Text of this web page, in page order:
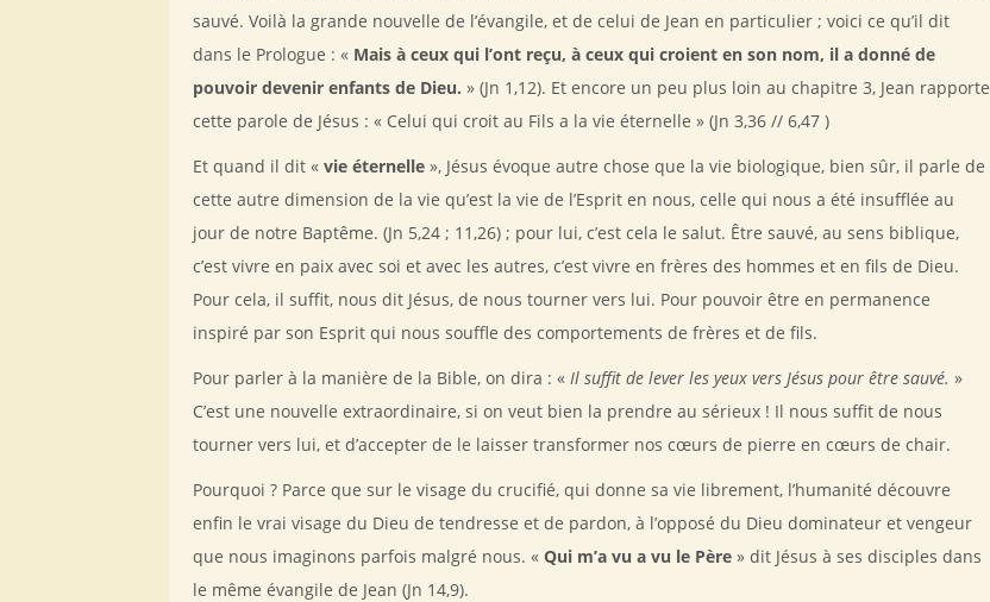
sauvé. Voilà la grande nouvelle de l’évangile, et de celui de Jean en particulier ; voici ce qu’il dit
dans le Prologue : « Mais à ceux qui l’ont reçu, à ceux qui croient en son nom, il a donné de
pouvoir devenir enfants de Dieu. » (Jn 1,12). Et encore un peu plus loin au chapitre 3, Jean rapporte
cette parole de Jésus : « Celui qui croit au Fils a la vie éternelle » (Jn 3,36 // 6,47 )
Et quand il dit « vie éternelle », Jésus évoque autre chose que la vie biologique, bien sûr, il parle de
cette autre dimension de la vie qu’est la vie de l’Esprit en nous, celle qui nous a été insufflée au
jour de notre Baptême. (Jn 5,24 ; 11,26) ; pour lui, c’est cela le salut. Être sauvé, au sens biblique,
c’est vivre en paix avec soi et avec les autres, c’est vivre en frères des hommes et en fils de Dieu.
Pour cela, il suffit, nous dit Jésus, de nous tourner vers lui. Pour pouvoir être en permanence
inspiré par son Esprit qui nous souffle des comportements de frères et de fils.
Pour parler à la manière de la Bible, on dira : « Il suffit de lever les yeux vers Jésus pour être sauvé. »
C’est une nouvelle extraordinaire, si on veut bien la prendre au sérieux ! Il nous suffit de nous
tourner vers lui, et d’accepter de le laisser transformer nos cœurs de pierre en cœurs de chair.
Pourquoi ? Parce que sur le visage du crucifié, qui donne sa vie librement, l’humanité découvre
enfin le vrai visage du Dieu de tendresse et de pardon, à l’opposé du Dieu dominateur et vengeur
que nous imaginons parfois malgré nous. « Qui m’a vu a vu le Père » dit Jésus à ses disciples dans
le même évangile de Jean (Jn 14,9).